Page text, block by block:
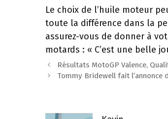
Le choix de l’huile moteur
toute la différence dans la
assurez-vous de donner à
motards : « C’est une belle
Navigation
des
Résultats MotoGP Valence,
Tommy Bridewell fait l’annonce